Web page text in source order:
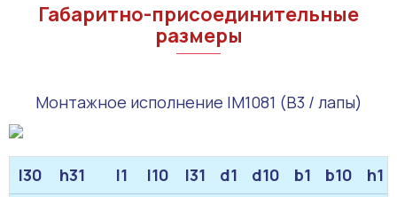
Габаритно-присоединительные
размеры
Монтажное исполнение IM1081 (B3 / лапы)
l30 h31 l1 l10 l31 d1 d10 b1 b10
h1